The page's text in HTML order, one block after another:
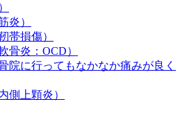
炎）
帯損傷）
骨炎：OCD）
院に行ってもなかなか痛みが良く
側上顆炎）